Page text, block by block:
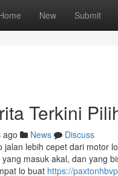
New Submit
Terkini
ago News
Discuss
jalan lebih cepet dari motor
masuk akal, dan yang
lo buat https://